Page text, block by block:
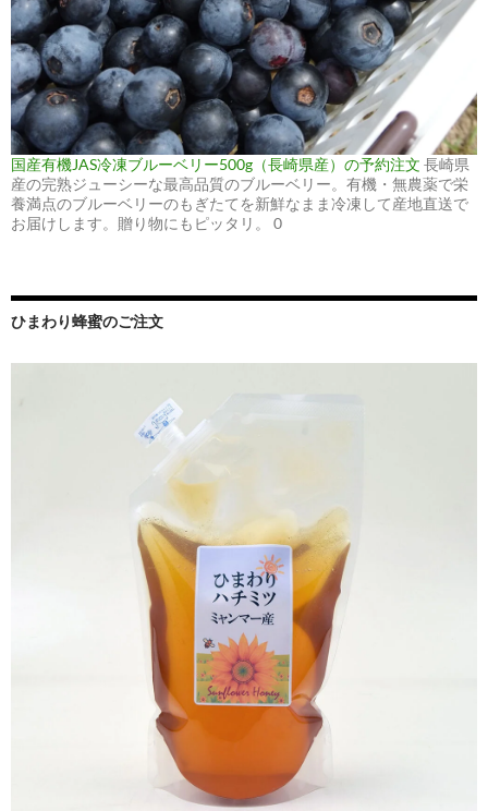
国産有機JAS冷凍ブルーベリー500g（長崎県産）の予約注文 長崎県
産の完熟ジューシーな最高品質のブルーベリー。有機・無農薬で栄
養満点のブルーベリーのもぎたてを新鮮なまま冷凍して産地直送で
お届けします。贈り物にもピッタリ。 0
ひまわり蜂蜜のご注文